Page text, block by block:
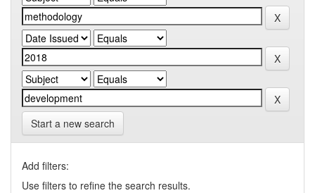
Start a new search
Add filters:
Use filters to refine the search results.